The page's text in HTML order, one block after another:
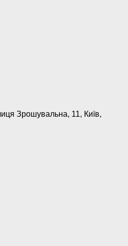
Зрошувальна, 11, Київ,